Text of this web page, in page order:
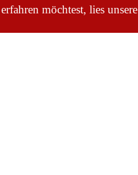
möchtest, lies unsere